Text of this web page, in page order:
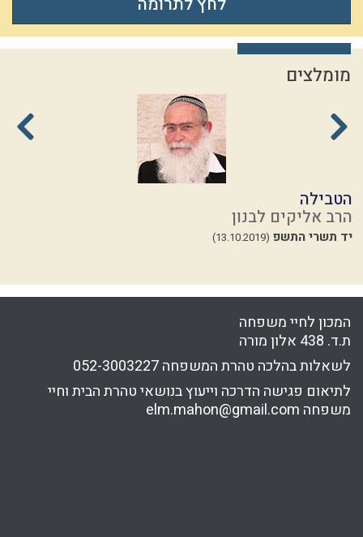
מומלצים
הטבילה
הרב אליקים לבנון
יד תשרי התשפ (13.10.2019)
המכון לחיי משפחה
ת.ד. 438 אלון מורה
לשאלות בהלכה טהרת המשפחה052-3003227
לתיאום פגישה הדרכה וייעוץ בנושאי טהרת הבית וחיי
משפחה elm.mahon@gmail.com